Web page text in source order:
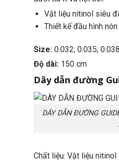
Vật liệu nitinol siêu
Thiết kế đầu hình
Size: 0.032; 0.035;
Độ dài: 150 cm
Dây dẫn đường
DÂY DẪN ĐƯỜNG
Chất liệu: Vật liệu